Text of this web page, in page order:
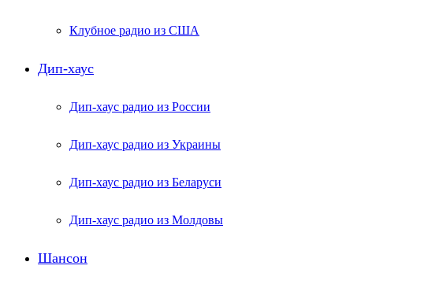
Клубное радио из США
Дип-хаус
Дип-хаус радио из России
Дип-хаус радио из Украины
Дип-хаус радио из Беларуси
Дип-хаус радио из Молдовы
Шансон